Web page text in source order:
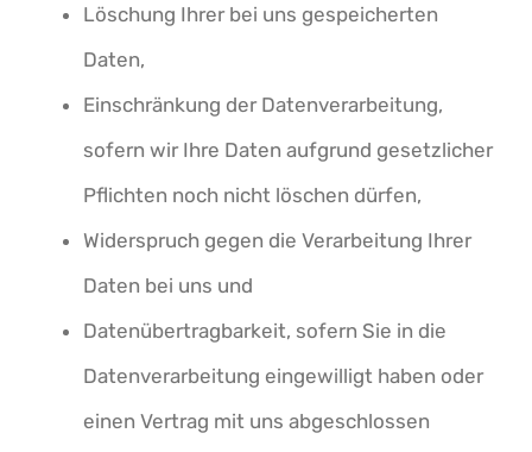
Löschung Ihrer bei uns gespeicherten
Daten,
Einschränkung der Datenverarbeitung,
sofern wir Ihre Daten aufgrund gesetzlicher
Pflichten noch nicht löschen dürfen,
Widerspruch gegen die Verarbeitung Ihrer
Daten bei uns und
Datenübertragbarkeit, sofern Sie in die
Datenverarbeitung eingewilligt haben oder
einen Vertrag mit uns abgeschlossen